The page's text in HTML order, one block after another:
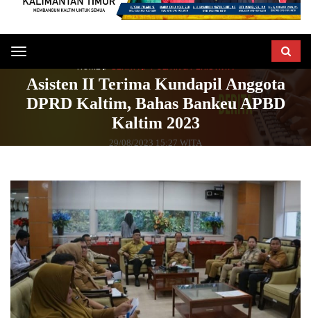
Toggle
navigation
Asisten II Terima Kundapil Anggota
DPRD Kaltim, Bahas Bankeu APBD
Kaltim 2023
29/08/2023 15:27 WITA